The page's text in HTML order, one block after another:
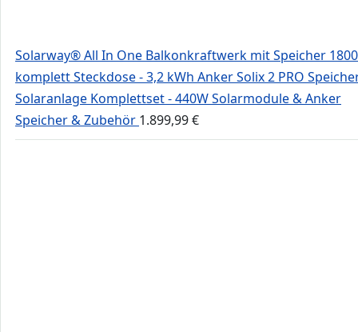
Solarway® All In One Balkonkraftwerk mit Speicher
komplett Steckdose - 3,2 kWh Anker Solix 2 PRO
Solaranlage Komplettset - 440W Solarmodule & Anker
Speicher & Zubehör 1.899,99€